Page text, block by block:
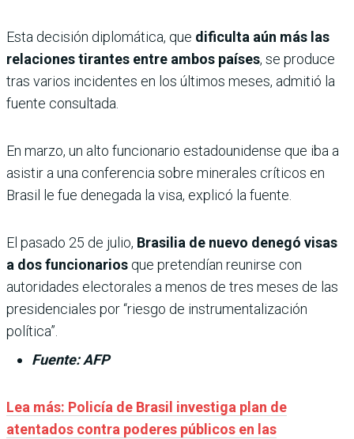
Esta decisión diplomática, que dificulta aún más las
relaciones tirantes entre ambos países, se produce
tras varios incidentes en los últimos meses, admitió la
fuente consultada.
En marzo, un alto funcionario estadounidense que iba a
asistir a una conferencia sobre minerales críticos en
Brasil le fue denegada la visa, explicó la fuente.
El pasado 25 de julio, Brasilia de nuevo denegó visas
a dos funcionarios que pretendían reunirse con
autoridades electorales a menos de tres meses de las
presidenciales por “riesgo de instrumentalización
política”.
Fuente: AFP
Lea más: Policía de Brasil investiga plan de
atentados contra poderes públicos en las